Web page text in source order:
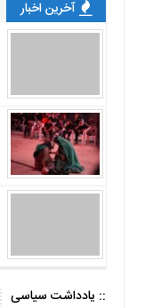
آخرین اخبار
:: یادداشت سیاسی